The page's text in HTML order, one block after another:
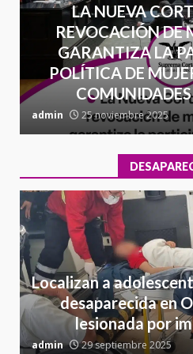
LA NUEVA
REVOCACIÓN DE
GARANTIZA LA
POLÍTICA DE
admin 25 noviembre 2025
Localizan a
desaparecida en
lesionada por
admin 29 septiembre 2025